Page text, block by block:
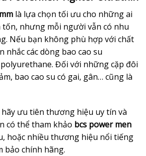
là lựa chọn tối ưu cho những ai
tốn, nhưng mỗi người vẫn có nhu
Nếu bạn không phù hợp với chất
nhắc các dòng bao cao su
Đối với những cặp đôi
bao cao su có gai, gân… cũng là
ưu tiên thương hiệu uy tín và
có thể tham khảo bcs power men
hoặc nhiều thương hiệu nổi tiếng
bảo chính hãng.